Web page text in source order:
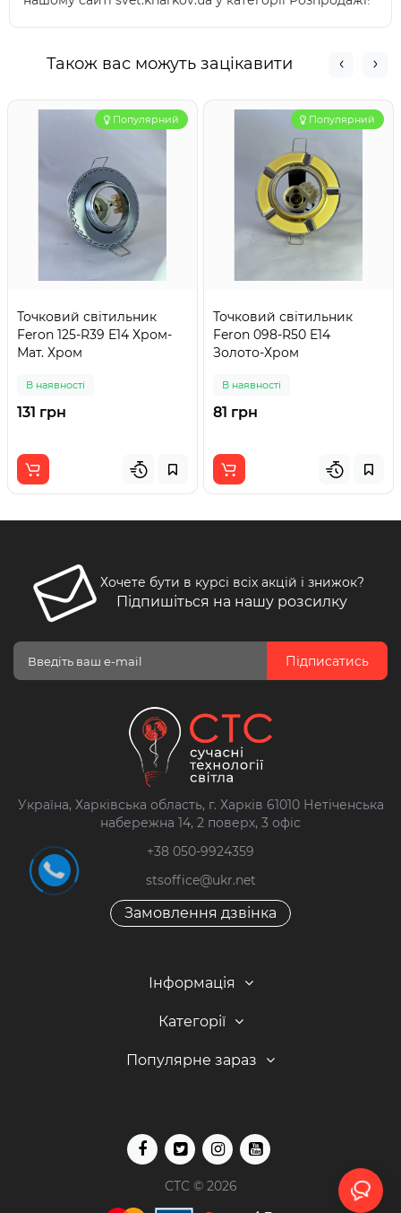
Також вас можуть зацікавити
Популярний
Точковий світильник
Feron 125-R39 E14 Хром-
Мат. Хром
В наявності
131 грн
Популярний
Точковий світильник
Feron 098-R50 E14
Золото-Хром
В наявності
81 грн
Хочете бути в курсі всіх акцій і знижок?
Підпишіться на нашу розсилку
Підписатись
Україна, Харківська область, г. Харків 61010 Нетіченська
набережна 14, 2 поверх, 3 офіс
+38 050-9924359
stsoffice@ukr.net
Замовлення дзвінка
Інформація
Категорії
Популярне зараз
СТС © 2026